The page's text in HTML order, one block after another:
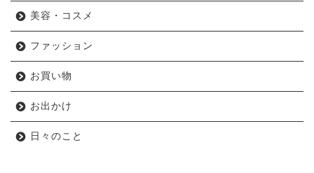
美容・コスメ
ファッション
お買い物
お出かけ
日々のこと